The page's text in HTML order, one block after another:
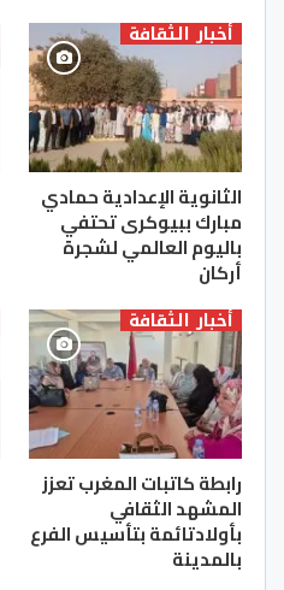
أخبار الثقافة
الثانوية الإعدادية حمادي
مبارك ببيوكرى تحتفي
باليوم العالمي لشجرة
أركان
أخبار الثقافة
رابطة كاتبات المغرب تعزز
المشهد الثقافي
بأولادتائمة بتأسيس الفرع
بالمدينة